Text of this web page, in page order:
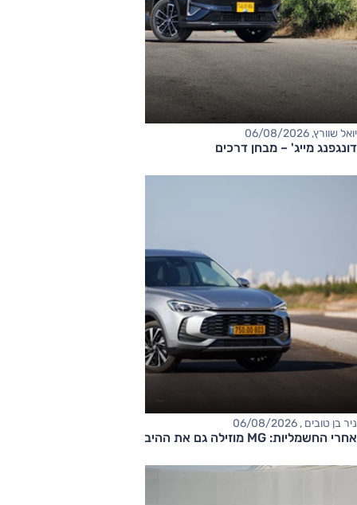
יואל שוורץ, 06/08/2026
דונגפנג מייג' – מבחן דרכים
ניר בן טובים , 06/08/2026
אחרי החשמליות: MG מוזילה גם את ההיברידיות